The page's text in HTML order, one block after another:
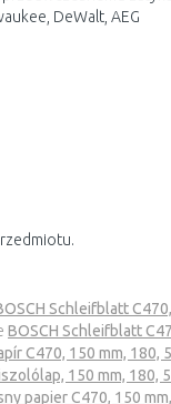
DeWalt, AEG
Schleifblatt
BOSCH Schleifblatt
C470, 150 mm, 180,
150 mm, 180,
papier C470, 150